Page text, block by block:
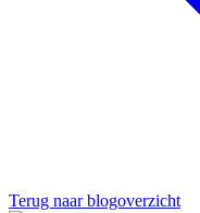
Terug naar blogoverzicht